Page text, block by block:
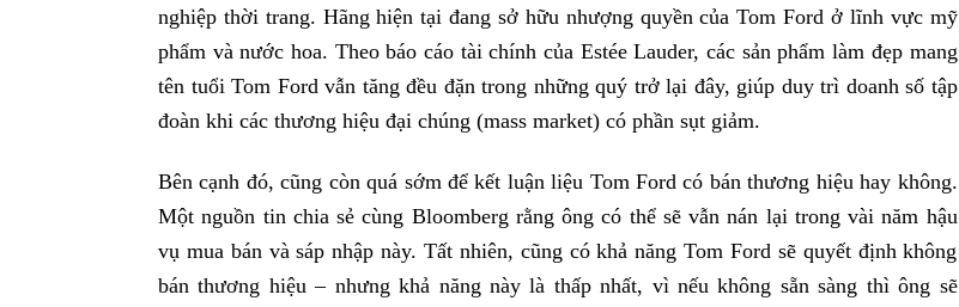
nghiệp thời trang. Hãng hiện tại đang sở hữu nhượng quyền của Tom Ford ở lĩnh vực mỹ
phẩm và nước hoa. Theo báo cáo tài chính của Estée Lauder, các sản phẩm làm đẹp mang
tên tuổi Tom Ford vẫn tăng đều đặn trong những quý trở lại đây, giúp duy trì doanh số tập
đoàn khi các thương hiệu đại chúng (mass market) có phần sụt giảm.
Bên cạnh đó, cũng còn quá sớm để kết luận liệu Tom Ford có bán thương hiệu hay không.
Một nguồn tin chia sẻ cùng Bloomberg rằng ông có thể sẽ vẫn nán lại trong vài năm hậu
vụ mua bán và sáp nhập này. Tất nhiên, cũng có khả năng Tom Ford sẽ quyết định không
bán thương hiệu – nhưng khả năng này là thấp nhất, vì nếu không sẵn sàng thì ông sẽ